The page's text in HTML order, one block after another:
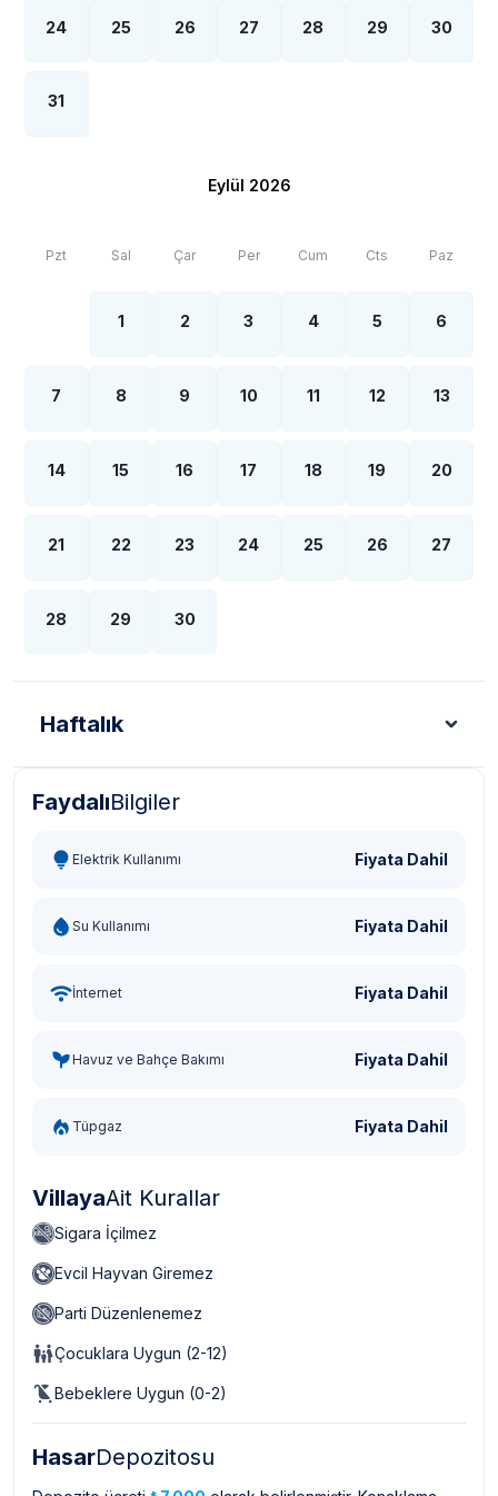
24 25 26 27 28 29 30
31
Eylül 2026
Pzt Sal Çar Per Cum Cts Paz
1 2 3 4 5 6
7 8 9 10 11 12 13
14 15 16 17 18 19 20
21 22 23 24 25 26 27
28 29 30
Haftalık
Türk Lirası - TL
FaydalıBilgiler
Elektrik Kullanımı Fiyata Dahil
Su Kullanımı Fiyata Dahil
İnternet Fiyata Dahil
Havuz ve Bahçe Bakımı Fiyata Dahil
Tüpgaz Fiyata Dahil
VillayaAit Kurallar
Sigara İçilmez
Evcil Hayvan Giremez
Parti Düzenlenemez
Çocuklara Uygun (2-12)
Bebeklere Uygun (0-2)
HasarDepozitosu